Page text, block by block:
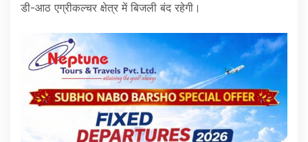
डी-आठ एग्रीकल्चर क्षेत्र में बिजली बंद रहेगी।